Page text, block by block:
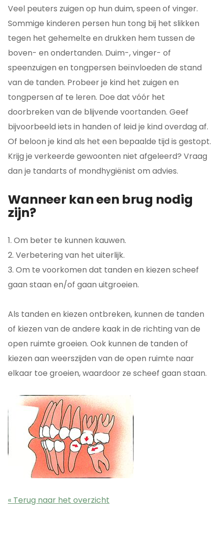
Veel peuters zuigen op hun duim, speen of vinger.
Sommige kinderen persen hun tong bij het slikken
tegen het gehemelte en drukken hem tussen de
boven- en ondertanden. Duim-, vinger- of
speenzuigen en tongpersen beïnvloeden de stand
van de tanden. Probeer je kind het zuigen en
tongpersen af te leren. Doe dat vóór het
doorbreken van de blijvende voortanden. Geef
bijvoorbeeld iets in handen of leid je kind overdag af.
Of beloon je kind als het een bepaalde tijd is gestopt.
Krijg je verkeerde gewoonten niet afgeleerd? Vraag
dan je tandarts of mondhygiënist om advies.
Wanneer kan een brug nodig
zijn?
1. Om beter te kunnen kauwen.
2. Verbetering van het uiterlijk.
3. Om te voorkomen dat tanden en kiezen scheef
gaan staan en/of gaan uitgroeien.
Als tanden en kiezen ontbreken, kunnen de tanden
of kiezen van de andere kaak in de richting van de
open ruimte groeien. Ook kunnen de tanden of
kiezen aan weerszijden van de open ruimte naar
elkaar toe groeien, waardoor ze scheef gaan staan.
« Terug naar het overzicht